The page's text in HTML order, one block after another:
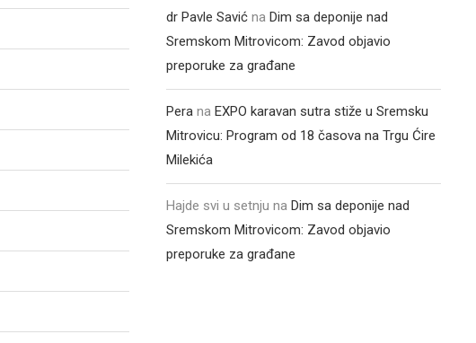
dr Pavle Savić naDim sa deponije nad
Sremskom Mitrovicom: Zavod objavio
preporuke za građane
Pera naEXPO karavan sutra stiže u Sremsku
Mitrovicu: Program od 18 časova na Trgu Ćire
Milekića
Hajde svi u setnju naDim sa deponije nad
Sremskom Mitrovicom: Zavod objavio
preporuke za građane